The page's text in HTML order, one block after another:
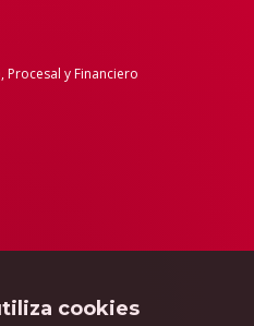
y Financiero
cookies